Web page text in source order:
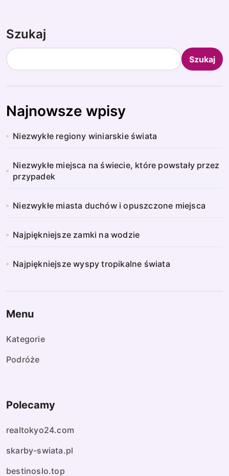
Szukaj
Szukaj
Najnowsze wpisy
Niezwykłe regiony winiarskie świata
Niezwykłe miejsca na świecie, które powstały przez
przypadek
Niezwykłe miasta duchów i opuszczone miejsca
Najpiękniejsze zamki na wodzie
Najpiękniejsze wyspy tropikalne świata
Menu
Kategorie
Podróże
Polecamy
realtokyo24.com
skarby-swiata.pl
bestinoslo.top